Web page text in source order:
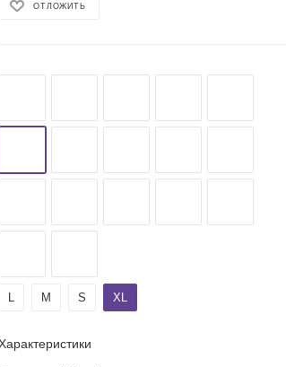
ОТЛОЖИТЬ
L M S XL